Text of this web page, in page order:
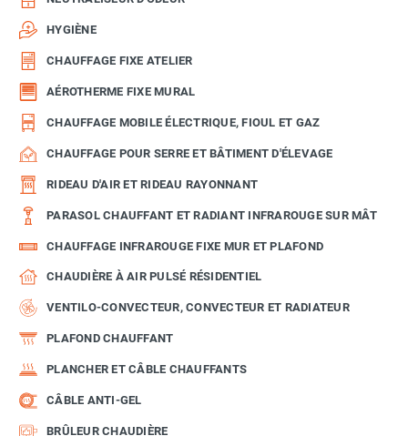
HYGIÈNE
CHAUFFAGE FIXE ATELIER
AÉROTHERME FIXE MURAL
CHAUFFAGE MOBILE ÉLECTRIQUE, FIOUL ET GAZ
CHAUFFAGE POUR SERRE ET BÂTIMENT D'ÉLEVAGE
RIDEAU D'AIR ET RIDEAU RAYONNANT
PARASOL CHAUFFANT ET RADIANT INFRAROUGE SUR MÂT
CHAUFFAGE INFRAROUGE FIXE MUR ET PLAFOND
CHAUDIÈRE À AIR PULSÉ RÉSIDENTIEL
VENTILO-CONVECTEUR, CONVECTEUR ET RADIATEUR
PLAFOND CHAUFFANT
PLANCHER ET CÂBLE CHAUFFANTS
CÂBLE ANTI-GEL
BRÛLEUR CHAUDIÈRE